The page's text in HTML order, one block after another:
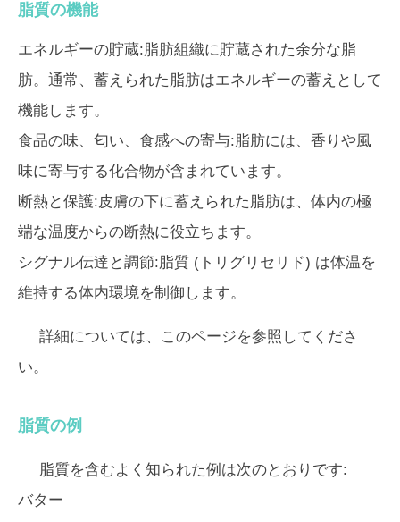
脂質の機能
エネルギーの貯蔵:脂肪組織に貯蔵された余分な脂
肪。通常、蓄えられた脂肪はエネルギーの蓄えとして
機能します。
食品の味、匂い、食感への寄与:脂肪には、香りや風
味に寄与する化合物が含まれています。
断熱と保護:皮膚の下に蓄えられた脂肪は、体内の極
端な温度からの断熱に役立ちます。
シグナル伝達と調節:脂質 (トリグリセリド) は体温を
維持する体内環境を制御します。
詳細については、このページを参照してくださ
い。
脂質の例
脂質を含むよく知られた例は次のとおりです:
バター